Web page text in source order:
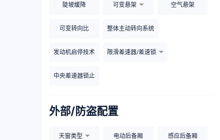
陡坡缓降 可变悬架 空气悬架
可变转向比 整体主动转向系统
发动机启停技术 限滑差速器/差速锁
中央差速器锁止
外部/防盗配置
天窗类型 电动后备厢 感应后备厢